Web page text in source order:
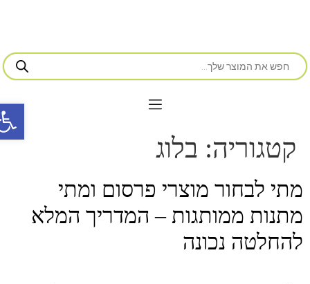
קטגוריה: בלוג
מתי לבחור מוצרי פרסום ומתי
מתנות ממותגות – המדריך המלא
להחלטה נכונה
פתח